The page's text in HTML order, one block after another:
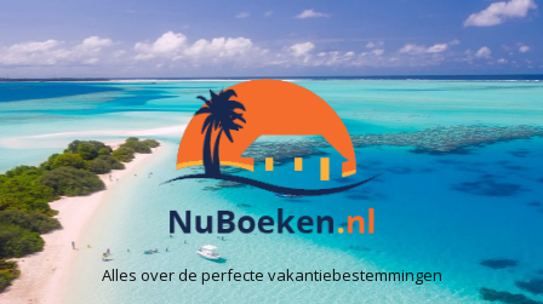
Alles over de perfecte vakantiebestemmingen